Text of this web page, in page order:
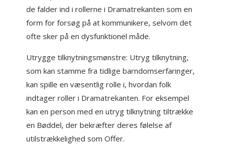
de falder ind i rollerne i Dramatrekanten som en
form for forsøg på at kommunikere, selvom det
ofte sker på en dysfunktionel måde.
Utrygge tilknytningsmønstre: Utryg tilknytning,
som kan stamme fra tidlige barndomserfaringer,
kan spille en væsentlig rolle i, hvordan folk
indtager roller i Dramatrekanten. For eksempel
kan en person med en utryg tilknytning tiltrække
en Bøddel, der bekræfter deres følelse af
utilstrækkelighed som Offer.